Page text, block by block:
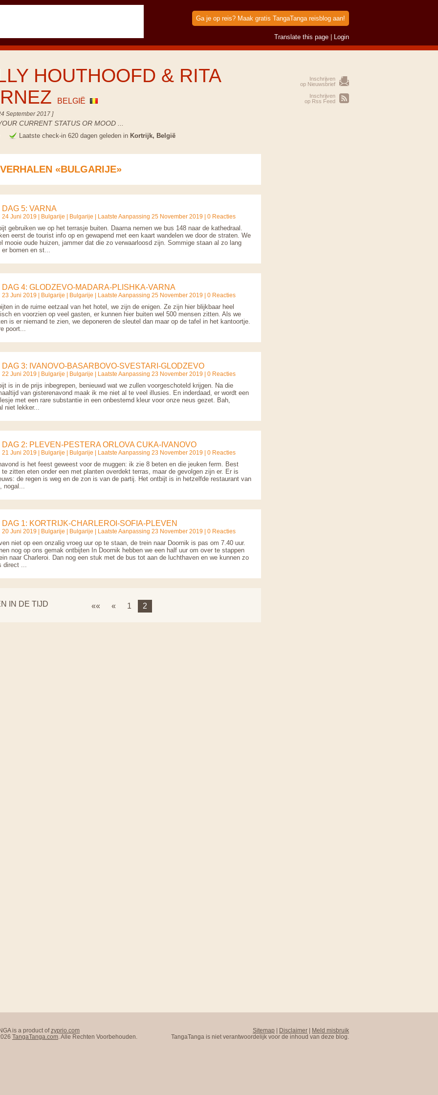
Ga je op reis? Maak gratis TangaTanga reisblog aan!
Translate this page Login
HOUTHOOFD & RITA
BELGIË
September 2017 ]
CURRENT STATUS OR MOOD ...
Laatste check-in 620 dagen geleden in Kortrijk, België
Inschrijven
op Nieuwsbrief
Inschrijven
op Rss Feed
«BULGARIJE»
DAG 5: VARNA
24 Juni 2019 | Bulgarije | Bulgarije | Laatste Aanpassing 25 November 2019 | 0 Reacties
gebruiken we op het terrasje buiten. Daarna nemen we bus 148 naar de kathedraal.
eerst de tourist info op en gewapend met een kaart wandelen we door de straten. We
mooie oude huizen, jammer dat die zo verwaarloosd zijn. Sommige staan al zo lang
er bomen en st...
DAG 4: GLODZEVO-MADARA-PLISHKA-VARNA
23 Juni 2019 | Bulgarije | Bulgarije | Laatste Aanpassing 25 November 2019 | 0 Reacties
in de ruime eetzaal van het hotel, we zijn de enigen. Ze zijn hier blijkbaar heel
en voorzien op veel gasten, er kunnen hier buiten wel 500 mensen zitten. Als we
is er niemand te zien, we deponeren de sleutel dan maar op de tafel in het kantoortje.
poort...
DAG 3: IVANOVO-BASARBOVO-SVESTARI-GLODZEVO
22 Juni 2019 | Bulgarije | Bulgarije | Laatste Aanpassing 23 November 2019 | 0 Reacties
is in de prijs inbegrepen, benieuwd wat we zullen voorgeschoteld krijgen. Na die
van gisterenavond maak ik me niet al te veel illusies. En inderdaad, er wordt een
met een rare substantie in een onbestemd kleur voor onze neus gezet. Bah,
niet lekker...
DAG 2: PLEVEN-PESTERA ORLOVA CUKA-IVANOVO
21 Juni 2019 | Bulgarije | Bulgarije | Laatste Aanpassing 23 November 2019 | 0 Reacties
is het feest geweest voor de muggen: ik zie 8 beten en die jeuken ferm. Best
te zitten eten onder een met planten overdekt terras, maar de gevolgen zijn er. Er is
de regen is weg en de zon is van de partij. Het ontbijt is in hetzelfde restaurant van
nogal...
DAG 1: KORTRIJK-CHARLEROI-SOFIA-PLEVEN
20 Juni 2019 | Bulgarije | Bulgarije | Laatste Aanpassing 23 November 2019 | 0 Reacties
niet op een onzalig vroeg uur op te staan, de trein naar Doornik is pas om 7.40 uur.
nog op ons gemak ontbijten In Doornik hebben we een half uur om over te stappen
naar Charleroi. Dan nog een stuk met de bus tot aan de luchthaven en we kunnen zo
direct ...
IN DE TIJD «« « 1 2
is a product ofzyprio.com
TangaTanga.com . Alle Rechten Voorbehouden.
Sitemap | Disclaimer | Meld misbruik
TangaTanga is niet verantwoordelijk voor de inhoud van deze blog.